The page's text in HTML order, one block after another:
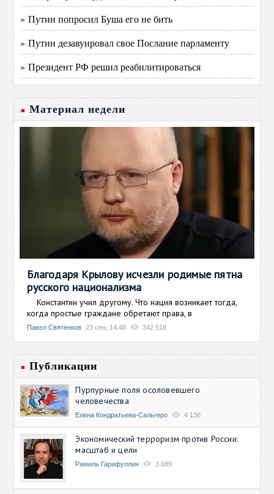
» Путин попросил Буша его не бить
» Путин дезавуировал свое Послание парламенту
» Президент РФ решил реабилитироваться
Материал недели
Благодаря Крылову исчезли родимые пятна
русского национализма
Константин учил другому. Что нация возникает тогда,
когда простые граждане обретают права, в
Павел Святенков 23 сен, 14:48 342 518
Публикации
Пурпурные поля осоловевшего
человечества
Елена Кондратьева-Сальгеро 4 136
Экономический терроризм против России:
масштаб и цели
Рамиль Гарифуллин 3 689